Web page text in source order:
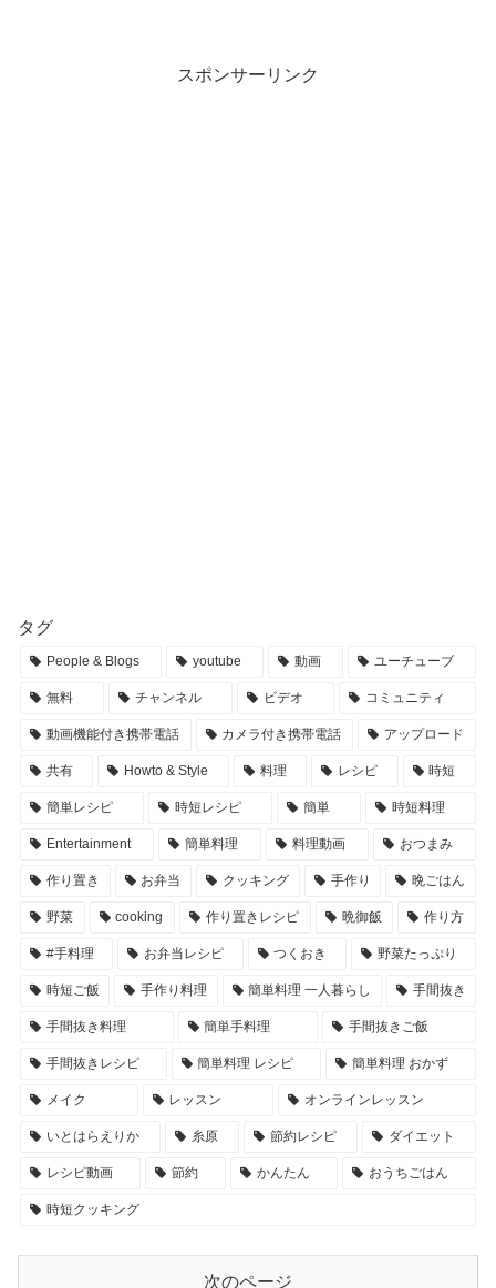
スポンサーリンク
タグ
People & Blogs youtube 動画 ユーチューブ
無料 チャンネル ビデオ コミュニティ
動画機能付き携帯電話 カメラ付き携帯電話 アップロード
共有 Howto & Style 料理 レシピ 時短
簡単レシピ 時短レシピ 簡単 時短料理
Entertainment 簡単料理 料理動画 おつまみ
作り置き お弁当 クッキング 手作り 晩ごはん
野菜 cooking 作り置きレシピ 晩御飯 作り方
#手料理 お弁当レシピ つくおき 野菜たっぷり
時短ご飯 手作り料理 簡単料理 一人暮らし 手間抜き
手間抜き料理 簡単手料理 手間抜きご飯
手間抜きレシピ 簡単料理 レシピ 簡単料理 おかず
メイク レッスン オンラインレッスン
いとはらえりか 糸原 節約レシピ ダイエット
レシピ動画 節約 かんたん おうちごはん
時短クッキング
次のページ